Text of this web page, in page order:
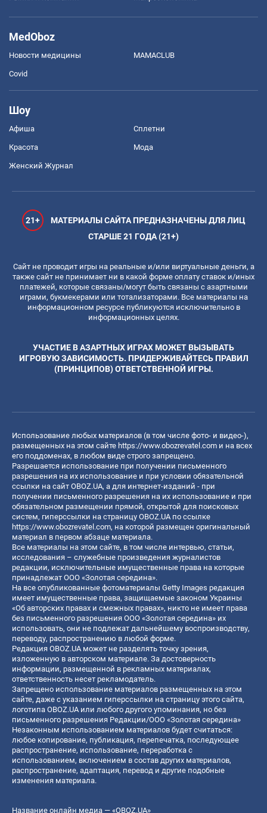
MedOboz
Новости медицины MAMACLUB
Covid
Шоу
Афиша Сплетни
Красота Мода
Женский Журнал
21+
МАТЕРИАЛЫ САЙТА ПРЕДНАЗНАЧЕНЫ ДЛЯ ЛИЦ
СТАРШЕ 21 ГОДА (21+)
Сайт не проводит игры на реальные и/или виртуальные деньги, а
также сайт не принимает ни в какой форме оплату ставок и/иных
платежей, которые связаны/могут быть связаны с азартными
играми, букмекерами или тотализаторами. Все материалы на
информационном ресурсе публикуются исключительно в
информационных целях.
УЧАСТИЕ В АЗАРТНЫХ ИГРАХ МОЖЕТ ВЫЗЫВАТЬ
ИГРОВУЮ ЗАВИСИМОСТЬ. ПРИДЕРЖИВАЙТЕСЬ ПРАВИЛ
(ПРИНЦИПОВ) ОТВЕТСТВЕННОЙ ИГРЫ.
Использование любых материалов (в том числе фото- и видео-),
размещенных на этом сайте https://www.obozrevatel.com и на всех
его поддоменах, в любом виде строго запрещено.
Разрешается использование при получении письменного
разрешения на их использование и при условии обязательной
ссылки на сайт OBOZ.UA, а для интернет-изданий - при
получении письменного разрешения на их использование и при
обязательном размещении прямой, открытой для поисковых
систем, гиперссылки на страницу OBOZ.UA по ссылке
https://www.obozrevatel.com, на которой размещен оригинальный
материал в первом абзаце материала.
Все материалы на этом сайте, в том числе интервью, статьи,
исследования – служебные произведения журналистов
редакции, исключительные имущественные права на которые
принадлежат ООО «Золотая середина».
На все опубликованные фотоматериалы Getty Images редакция
имеет имущественные права, защищаемые законом Украины
«Об авторских правах и смежных правах», никто не имеет права
без письменного разрешения ООО «Золотая середина» их
использовать, они не подлежат дальнейшему воспроизводству,
переводу, распространению в любой форме.
Редакция OBOZ.UA может не разделять точку зрения,
изложенную в авторском материале. За достоверность
информации, размещенной в рекламных материалах,
ответственность несет рекламодатель.
Запрещено использование материалов размещенных на этом
сайте, даже с указанием гиперссылки на страницу этого сайта,
логотипа OBOZ.UA или любого другого упоминания, но без
письменного разрешения Редакции/ООО «Золотая середина»
Незаконным использованием материалов будет считаться:
любое копирование, публикация, перепечатка, последующее
распространение, использование, переработка с
использованием, включением в состав других материалов,
распространение, адаптация, перевод и другие подобные
изменения материала.
Название онлайн медиа — «OBOZ.UA»